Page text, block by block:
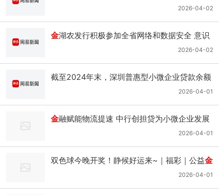
市型乡村振兴｜贷款｜信贷_网易新闻2026-04-02
金湖农发行积极参加全省网络和数据安全 意识
融｜全行_网易新闻
2026-04-02
截至2024年末，深圳普惠型小微企业贷款余额
融_网易新闻
2026-04-01
金融赋能物流提速 中行创担贷为小微企业发展
2026-04-01
双色球今晚开奖！静候好运来~｜福彩｜公益金
2026-04-01